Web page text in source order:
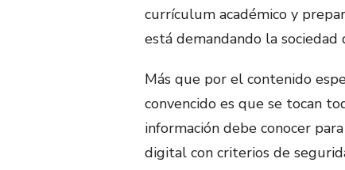
currículum académico y
está demandando la sociedad
Más que por el contenido
convencido es que se tocan
información debe conocer
digital con criterios de